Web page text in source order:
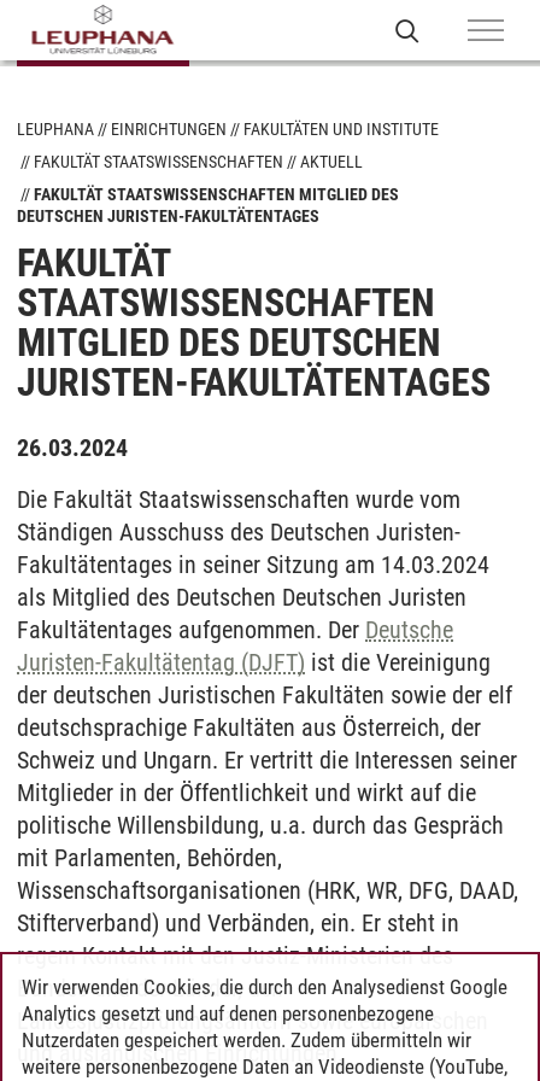
LEUPHANA EINRICHTUNGEN
FAKULTÄTEN UND INSTITUTE
FAKULTÄT STAATSWISSENSCHAFTEN
AKTUELL
FAKULTÄT STAATSWISSENSCHAFTEN MITGLIED DES
DEUTSCHEN JURISTEN-FAKULTÄTENTAGES
FAKULTÄT
STAATSWISSENSCHAFTEN
MITGLIED DES DEUTSCHEN
JURISTEN-FAKULTÄTENTAGES
26.03.2024
Die Fakultät Staatswissenschaften wurde vom
Ständigen Ausschuss des Deutschen Juristen-
Fakultätentages in seiner Sitzung am 14.03.2024
als Mitglied des Deutschen Deutschen Juristen
Fakultätentages aufgenommen. Der Deutsche
Juristen-Fakultätentag (DJFT) ist die Vereinigung
der deutschen Juristischen Fakultäten sowie der elf
deutschsprachige Fakultäten aus Österreich, der
Schweiz und Ungarn. Er vertritt die Interessen seiner
Mitglieder in der Öffentlichkeit und wirkt auf die
politische Willensbildung, u.a. durch das Gespräch
mit Parlamenten, Behörden,
Wissenschaftsorganisationen (HRK, WR, DFG, DAAD,
Stifterverband) und Verbänden, ein. Er steht in
regem Kontakt mit den Justiz-Ministerien des
Bundes und der Länder, den
Landesjustizprüfungsämtern sowie europäischen
und ausländischen Einrichtungen.
Wir verwenden Cookies, die durch den Analysedienst Google
Analytics gesetzt und auf denen personenbezogene
Nutzerdaten gespeichert werden. Zudem übermitteln wir
weitere personenbezogene Daten an Videodienste (YouTube,